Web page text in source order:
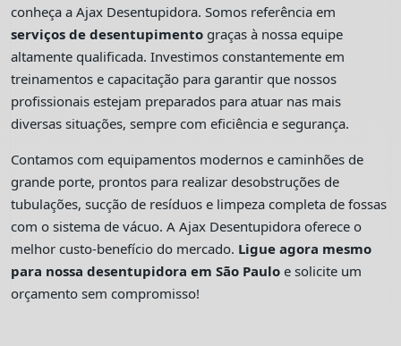
conheça a Ajax Desentupidora. Somos referência em
serviços de desentupimento graças à nossa equipe
altamente qualificada. Investimos constantemente em
treinamentos e capacitação para garantir que nossos
profissionais estejam preparados para atuar nas mais
diversas situações, sempre com eficiência e segurança.
Contamos com equipamentos modernos e caminhões de
grande porte, prontos para realizar desobstruções de
tubulações, sucção de resíduos e limpeza completa de fossas
com o sistema de vácuo. A Ajax Desentupidora oferece o
melhor custo-benefício do mercado. Ligue agora mesmo
para nossa desentupidora em São Paulo e solicite um
orçamento sem compromisso!